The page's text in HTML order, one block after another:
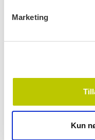
Marketing
Kun